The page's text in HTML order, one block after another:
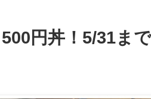
円丼！5/31まで